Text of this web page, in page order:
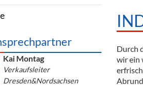
Kaffee
Durch
wir ein
Kai Montag
Verkaufsleiter
Dresden&Nordsachsen